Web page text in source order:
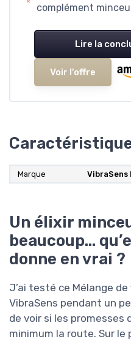
complément
Lire la
Voir l'offre
Marque
Un élixir
beaucoup…
donne en vrai ?
J’ai testé ce Mélange
VibraSens pendant un
de voir si les promesses
minimum la route. Sur